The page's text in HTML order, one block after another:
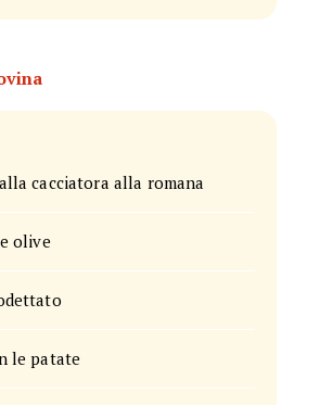
cacciatora alla romana
olive
le patate